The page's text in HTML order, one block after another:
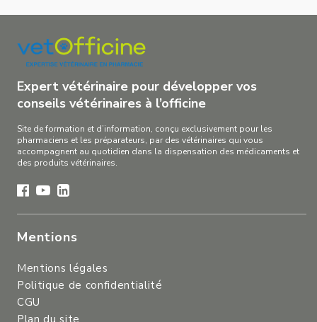
Expert vétérinaire pour développer vos
conseils vétérinaires à l’officine
Site de formation et d’information, conçu exclusivement pour les
pharmaciens et les préparateurs, par des vétérinaires qui vous
accompagnent au quotidien dans la dispensation des médicaments et
des produits vétérinaires.
Mentions
Mentions légales
Politique de confidentialité
CGU
Plan du site